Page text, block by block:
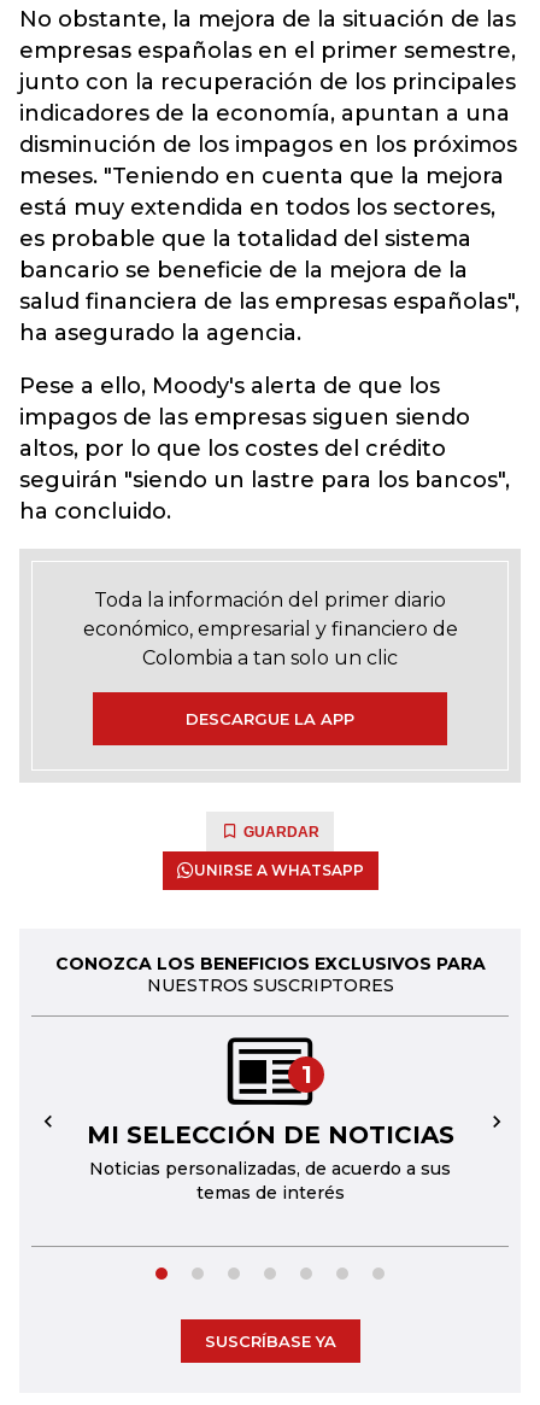
No obstante, la mejora de la situación de las
empresas españolas en el primer semestre,
junto con la recuperación de los principales
indicadores de la economía, apuntan a una
disminución de los impagos en los próximos
meses. "Teniendo en cuenta que la mejora
está muy extendida en todos los sectores,
es probable que la totalidad del sistema
bancario se beneficie de la mejora de la
salud financiera de las empresas españolas",
ha asegurado la agencia.
Pese a ello, Moody's alerta de que los
impagos de las empresas siguen siendo
altos, por lo que los costes del crédito
seguirán "siendo un lastre para los bancos",
ha concluido.
Toda la información del primer diario
económico, empresarial y financiero de
Colombia a tan solo un clic
DESCARGUE LA APP
GUARDAR
UNIRSE A WHATSAPP
CONOZCA LOS BENEFICIOS EXCLUSIVOS PARA
NUESTROS SUSCRIPTORES
1
MI SELECCIÓN DE NOTICIAS
Noticias personalizadas, de acuerdo a sus
temas de interés
← →
SUSCRÍBASE YA